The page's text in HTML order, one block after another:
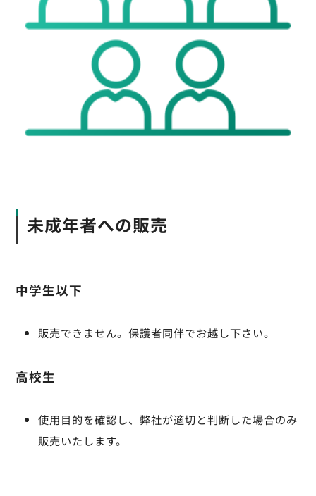
未成年者への販売
中学生以下
販売できません。保護者同伴でお越し下さい。
高校生
使用目的を確認し、弊社が適切と判断した場合のみ
販売いたします。